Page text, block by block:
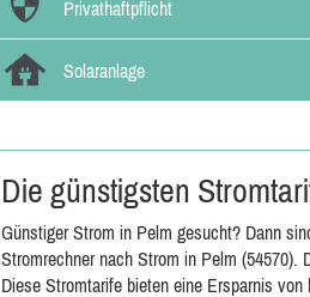
Privathaftpflicht
Solaranlage
Die günstigsten
Günstiger Strom in Pelm gesucht? Dann
Stromrechner nach Strom in Pelm (54570).
Diese Stromtarife bieten eine Ersparnis